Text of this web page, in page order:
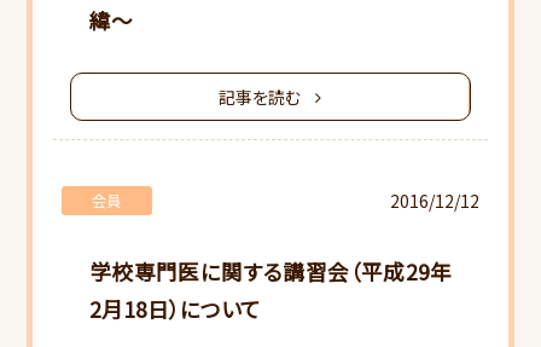
緯～
記事を読む
学校専門医に関する講習会（平成29年
2月18日）について
会員 2016/12/12
研修会ご案内